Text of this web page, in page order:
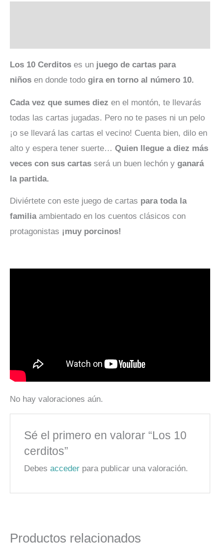
Los 10 Cerditos es un juego de cartas para
niños en donde todo gira en torno al número 10.
Cada vez que sumes diez en el montón, te llevarás
todas las cartas jugadas. Pero no te pases ni un pelo
¡o se llevará las cartas el vecino! Cuenta bien, dilo en
alto y espera tener suerte… Quien llegue a diez más
veces con sus cartas será un buen lechón y ganará
la partida.
Diviértete con este juego de cartas para toda la
familiaambientado en los cuentos clásicos con
protagonistas ¡muy porcinos!
No hay valoraciones aún.
Sé el primero en valorar “Los 10
cerditos”
Debesacceder para publicar una valoración.
Productos relacionados